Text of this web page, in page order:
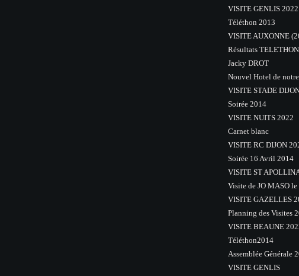
VISITE GENLIS 2022
Téléthon 2013
VISITE AUXONNE
Résultats
Jacky DROT
Nouvel Hotel de
VISITE STADE
Soirée 2014
VISITE NUITS 2022
Carnet blanc
VISITE RC DIJON
Soirée 16 Avril 2014
VISITE ST
Visite de JO MASO
VISITE GAZELLES
Planning des Visites
VISITE BEAUNE
Téléthon2014
Assemblée Générale
VISITE GENLIS